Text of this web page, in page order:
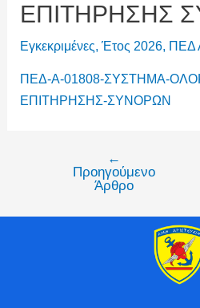
ΕΠΙΤΗΡΗΣΗΣ
Εγκεκριμένες, Έτος 2026, ΠΕΔ
ΠΕΔ-Α-01808-ΣΥΣΤΗΜΑ-
ΕΠΙΤΗΡΗΣΗΣ-ΣΥΝΟΡΩΝ
←
Προηγούμενο
Άρθρο